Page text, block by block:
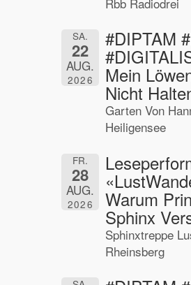
SA.
22
AUG.
2026
#DIPTAM
Mein
Nicht
Garten Von
Heiligensee
FR.
28
AUG.
2026 Warum
Sphinx
Sphinxtreppe
Rheinsberg